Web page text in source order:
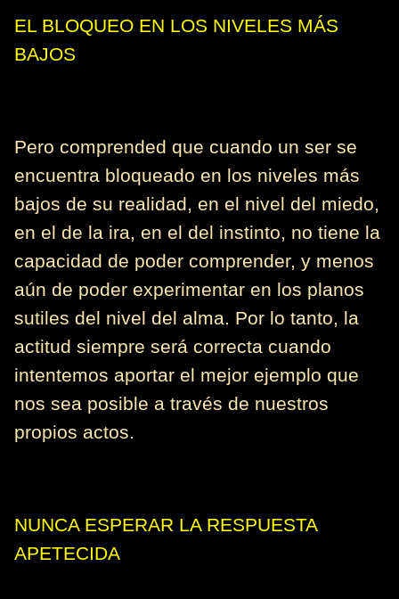
EL BLOQUEO EN LOS NIVELES MÁS
BAJOS
Pero comprended que cuando un ser se
encuentra bloqueado en los niveles más
bajos de su realidad, en el nivel del miedo,
en el de la ira, en el del instinto, no tiene la
capacidad de poder comprender, y menos
aún de poder experimentar en los planos
sutiles del nivel del alma. Por lo tanto, la
actitud siempre será correcta cuando
intentemos aportar el mejor ejemplo que
nos sea posible a través de nuestros
propios actos.
NUNCA ESPERAR LA RESPUESTA
APETECIDA